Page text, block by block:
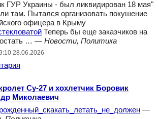
ГУР Украины - был ликвидирован 18 мая"
там. Пытался организовать покушение
офицера в Крыму
Теперь бы еще заказчиков на
… — Новости, Политика
28.06.2026
Су-27 и хохлетчик Боровик
Миколаевич
—